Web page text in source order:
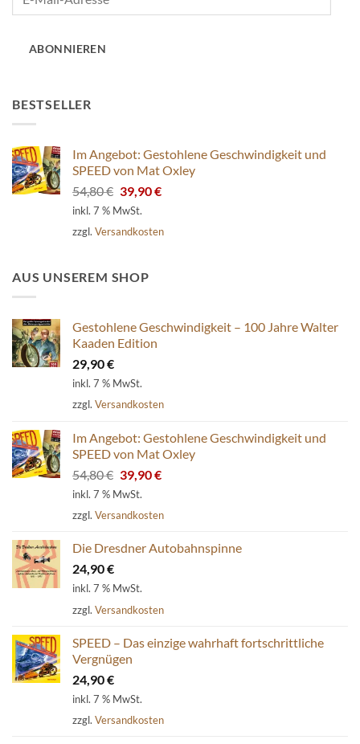
ABONNIEREN
BESTSELLER
Im Angebot: Gestohlene Geschwindigkeit und
SPEED von Mat Oxley
54,80€ Ursprünglicher
Preis
war:
54,80 €
39,90€Aktueller
39,90 €.
inkl. 7 % MwSt.
zzgl. Versandkosten
AUS UNSEREM SHOP
Gestohlene Geschwindigkeit – 100 Jahre Walter
Kaaden Edition
29,90€
inkl. 7 % MwSt.
zzgl. Versandkosten
Im Angebot: Gestohlene Geschwindigkeit und
SPEED von Mat Oxley
54,80€ Ursprünglicher
Preis
54,80 €
39,90€Aktueller
39,90 €.
inkl. 7 % MwSt.
zzgl. Versandkosten
Die Dresdner Autobahnspinne
24,90€
inkl. 7 % MwSt.
zzgl. Versandkosten
SPEED – Das einzige wahrhaft fortschrittliche
Vergnügen
24,90€
inkl. 7 % MwSt.
zzgl. Versandkosten